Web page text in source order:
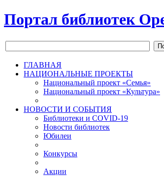
Портал библиотек
ГЛАВНАЯ
НАЦИОНАЛЬНЫЕ ПРОЕКТЫ
Национальный проект «Семья»
Национальный проект «Культура»
НОВОСТИ И СОБЫТИЯ
Библиотеки и COVID-19
Новости библиотек
Юбилеи
Конкурсы
Акции